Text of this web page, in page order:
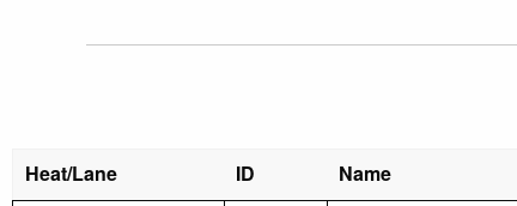
Heat/Lane ID Name